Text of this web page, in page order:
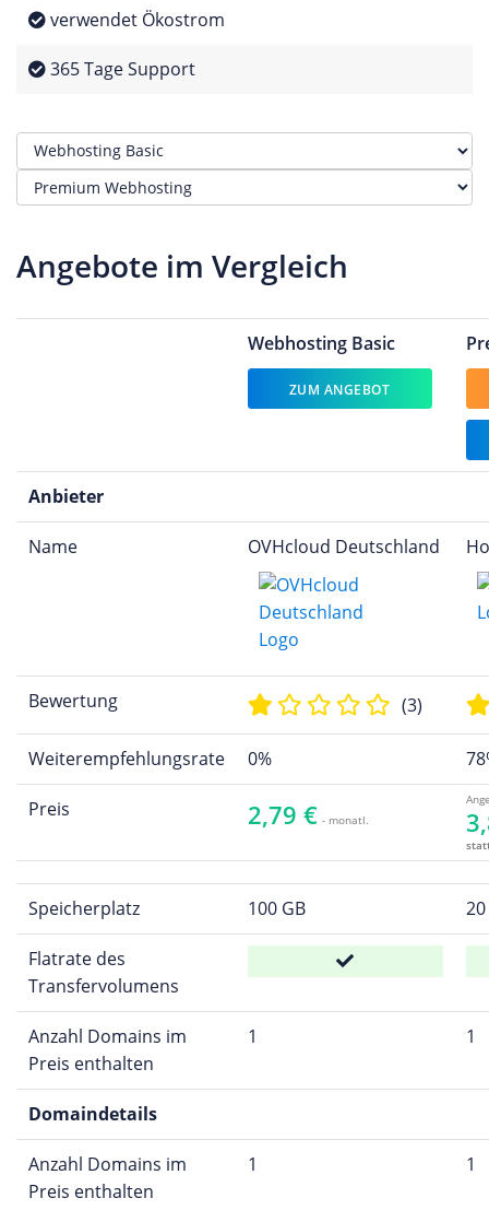
verwendet Ökostrom
365 Tage Support
Angebote im Vergleich
Webhosting Basic
ZUM ANGEBOT
Anbieter
Name OVHcloud Deutschland
Bewertung (3)
Weiterempfehlungsrate 0%
Preis 2,79 € - monatl.
Speicherplatz 100 GB 20
Flatrate des
Transfervolumens
Anzahl Domains im
Preis enthalten
1 1
Domaindetails
Anzahl Domains im
Preis enthalten
1 1